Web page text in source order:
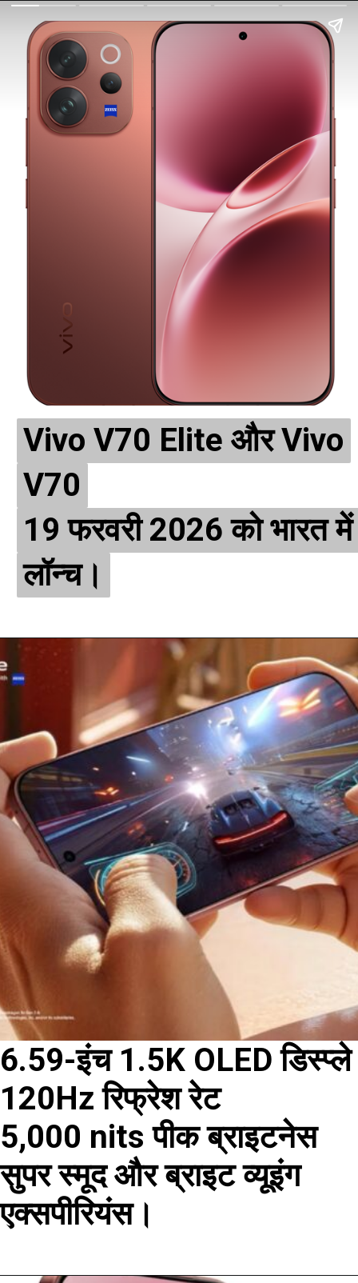
Vivo V70 Elite और Vivo
V70
19 फरवरी 2026 को भारत में
लॉन्च।
Vivo V70 Elite और Vivo
V70
19 फरवरी 2026 को भारत में
लॉन्च।
6.59-इंच 1.5K OLED डिस्प्ले
120Hz रिफ्रेश रेट
5,000 nits पीक ब्राइटनेस
सुपर स्मूद और ब्राइट व्यूइंग
एक्सपीरियंस।